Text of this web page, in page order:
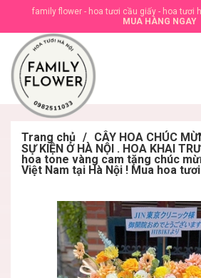
family flower - hoa tươi cầu giấy - hoa tươi
MUA HÀNG NGAY
Trang chủ / CÂY HOA CHÚC
SỰ KIỆN Ở HÀ NỘI . HOA KHAI
hoa tone vàng cam tặng chúc
Việt Nam tại Hà Nội ! Mua hoa